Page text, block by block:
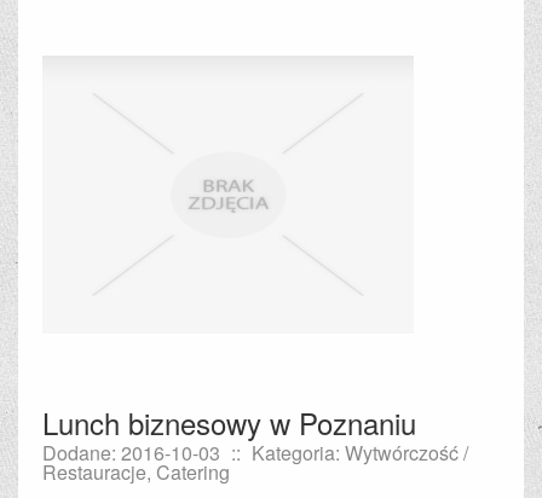
Lunch biznesowy w Poznaniu
Dodane: 2016-10-03 :: Kategoria: Wytwórczość /
Restauracje, Catering